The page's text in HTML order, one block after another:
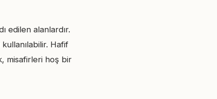
edilen alanlardır.
Hafif
misafirleri hoş bir